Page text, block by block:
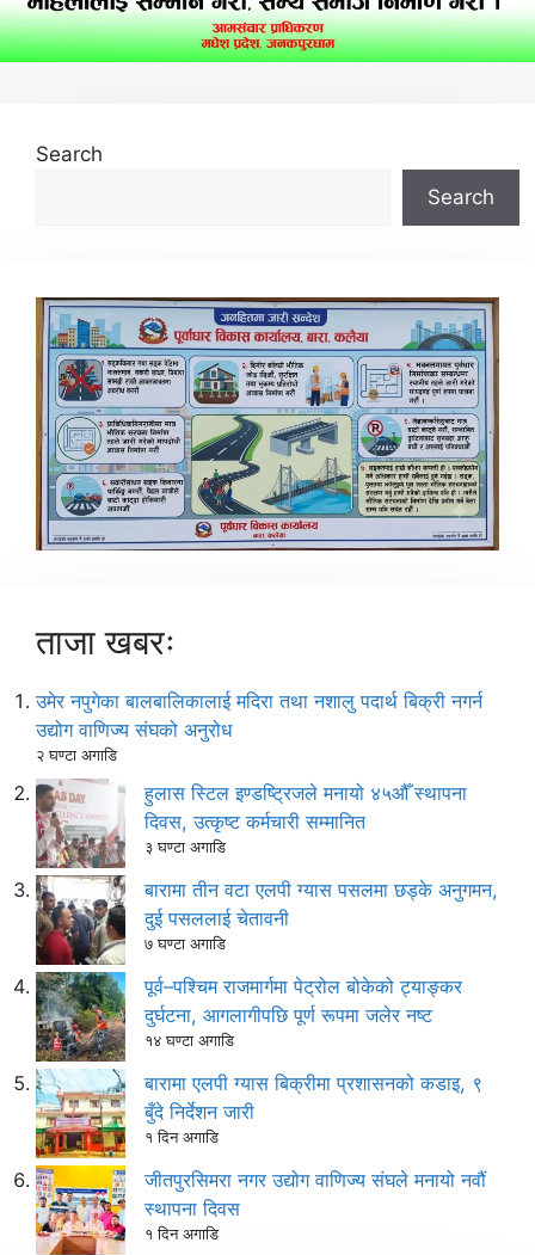
Search
Search
ताजा खबरः
उमेर नपुगेका बालबालिकालाई मदिरा तथा नशालु पदार्थ बिक्री नगर्न
उद्योग वाणिज्य संघको अनुरोध
२ घण्टा अगाडि
हुलास स्टिल इण्डष्ट्रिजले मनायो ४५औँ स्थापना
दिवस, उत्कृष्ट कर्मचारी सम्मानित
३ घण्टा अगाडि
बारामा तीन वटा एलपी ग्यास पसलमा छड्के अनुगमन,
दुई पसललाई चेतावनी
७ घण्टा अगाडि
पूर्व–पश्चिम राजमार्गमा पेट्रोल बोकेको ट्याङ्कर
दुर्घटना, आगलागीपछि पूर्ण रूपमा जलेर नष्ट
१४ घण्टा अगाडि
बारामा एलपी ग्यास बिक्रीमा प्रशासनको कडाइ, ९
बुँदे निर्देशन जारी
१ दिन अगाडि
जीतपुरसिमरा नगर उद्योग वाणिज्य संघले मनायो नवौं
स्थापना दिवस
१ दिन अगाडि